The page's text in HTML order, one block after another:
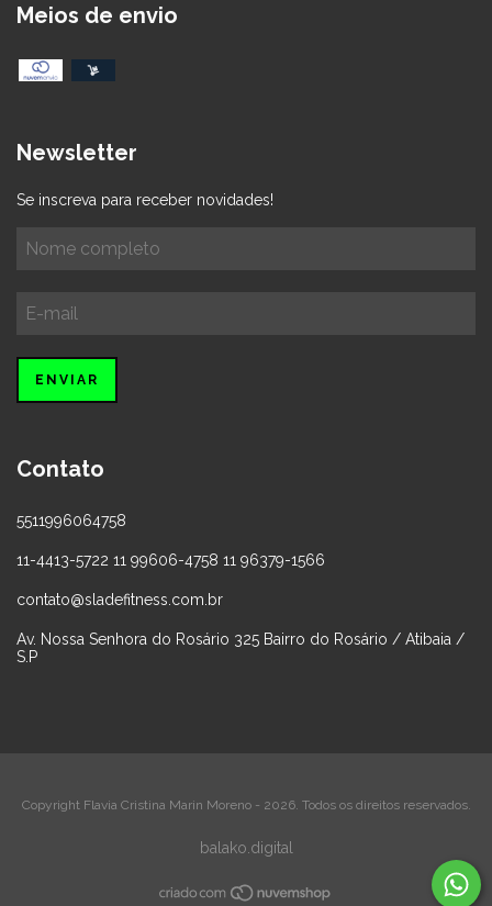
Meios de envio
Newsletter
Se inscreva para receber novidades!
Contato
5511996064758
11-4413-5722 11 99606-4758 11 96379-1566
contato@sladefitness.com.br
Av. Nossa Senhora do Rosário 325 Bairro do Rosário / Atibaia /
S.P
Copyright Flavia Cristina Marin Moreno - 2026. Todos os direitos reservados.
balako.digital